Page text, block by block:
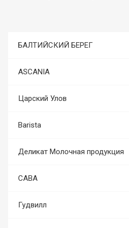
БАЛТИЙСКИЙ БЕРЕГ
ASCANIA
Царский Улов
Barista
Деликат Молочная продукция
САВА
Гудвилл